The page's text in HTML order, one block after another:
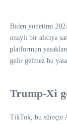
Biden yönetimi
onaylı bir alıcıya
platformun
gelir gelmez bu
Trump-Xi
TikTok, bu süreçte